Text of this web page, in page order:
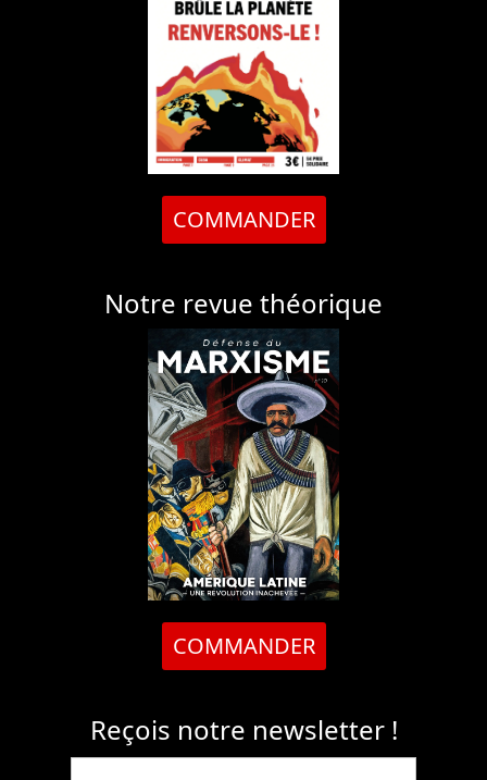
COMMANDER
Notre revue théorique
COMMANDER
Reçois notre newsletter !